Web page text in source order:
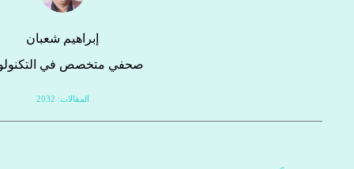
إبراهيم شعبان
صحفي متخصص في
المقالات: 2032